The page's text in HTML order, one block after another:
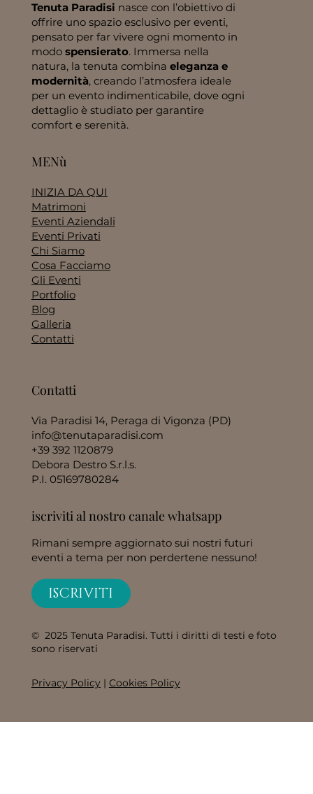
Tenuta Paradisi nasce con l’obiettivo di
offrire uno spazio esclusivo per eventi,
pensato per far vivere ogni momento in
modo spensierato. Immersa nella
natura, la tenuta combina eleganza e
modernità, creando l’atmosfera ideale
per un evento indimenticabile, dove ogni
dettaglio è studiato per garantire
comfort e serenità.
MENù
INIZIA DA QUI
Matrimoni
Eventi Aziendali
Eventi Privati
Chi Siamo
Cosa Facciamo
Gli Eventi
Portfolio
Blog
Galleria
Contatti
Contatti
Via Paradisi 14, Peraga di Vigonza (PD)
info@tenutaparadisi.com
+39 392 1120879
Debora Destro S.r.l.s.
P.I. 05169780284
iscriviti al nostro canale whatsapp
Rimani sempre aggiornato sui nostri futuri
eventi a tema per non perdertene nessuno!
ISCRIVITI
© 2025 Tenuta Paradisi. Tutti i diritti di testi e foto
sono riservati
Privacy Policy| Cookies Policy